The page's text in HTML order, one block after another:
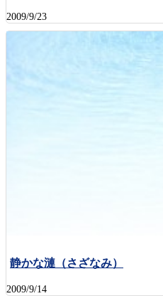
2009/9/23
静かな漣（さざなみ）
2009/9/14